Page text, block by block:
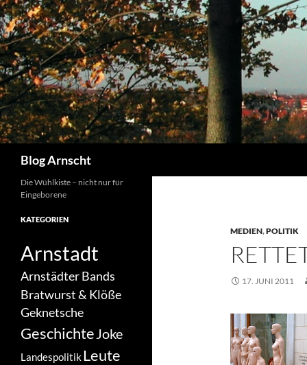
Zum
Inhalt
springen
Blog Arnscht
MEDIEN,POLITIK
17. JUNI 2011
Die Wühlkiste – nicht nur für
Eingeborene
KATEGORIEN
Arnstadt
Arnstädter Bands
Bratwurst & Klöße
Geknetsche
GeschichteJoke
LandespolitikLeute